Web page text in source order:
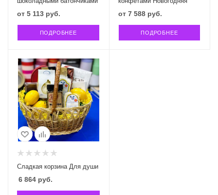
от 5 113 руб.
ПОДРОБНЕЕ
от 7 588 руб.
ПОДРОБНЕЕ
Сладкая корзина Для души
6 864 руб.